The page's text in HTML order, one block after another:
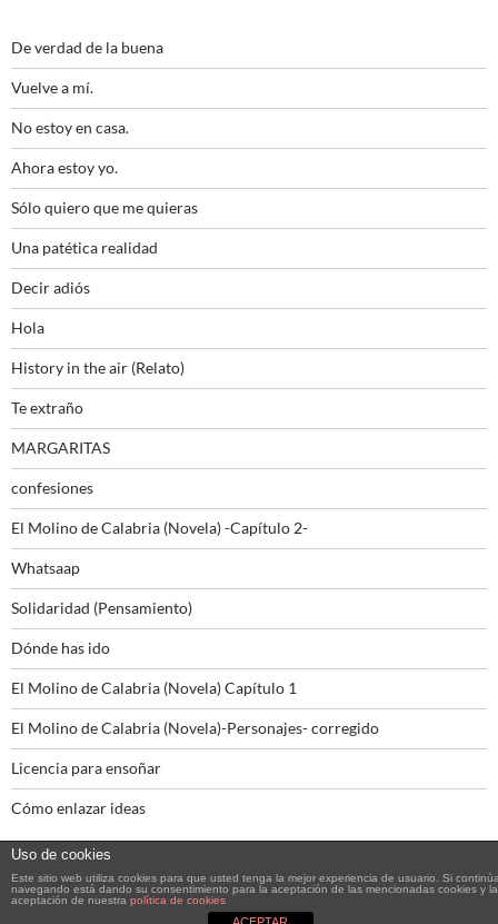
De verdad de la buena
Vuelve a mí.
No estoy en casa.
Ahora estoy yo.
Sólo quiero que me quieras
Una patética realidad
Decir adiós
Hola
History in the air (Relato)
Te extraño
MARGARITAS
confesiones
El Molino de Calabria (Novela) -Capítulo 2-
Whatsaap
Solidaridad (Pensamiento)
Dónde has ido
El Molino de Calabria (Novela) Capítulo 1
El Molino de Calabria (Novela)-Personajes- corregido
Licencia para ensoñar
Cómo enlazar ideas
Funciona gracias a WordPress
Uso de cookies
Este sitio web utiliza cookies para que usted tenga la mejor experiencia de usuario. Si
navegando está dando su consentimiento para la aceptación de las mencionadas cookies y la
aceptación de nuestra política de cookies